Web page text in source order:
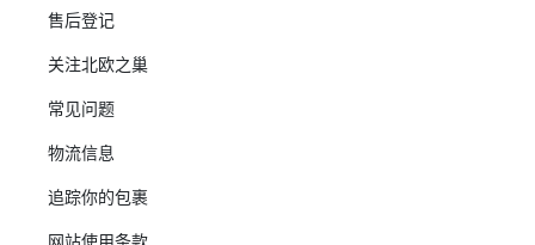
售后登记
关注北欧之巢
常见问题
物流信息
追踪你的包裹
网站使用条款